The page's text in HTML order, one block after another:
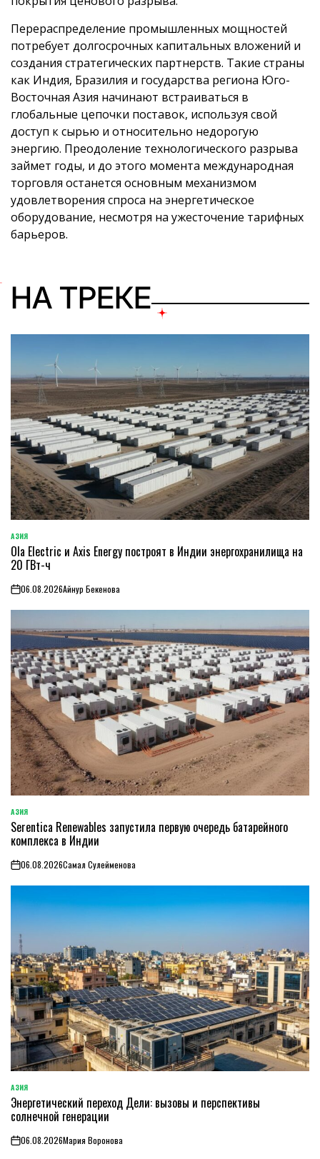
Перераспределение промышленных мощностей
потребует долгосрочных капитальных вложений и
создания стратегических партнерств. Такие страны
как Индия, Бразилия и государства региона Юго-
Восточная Азия начинают встраиваться в
глобальные цепочки поставок, используя свой
доступ к сырью и относительно недорогую
энергию. Преодоление технологического разрыва
займет годы, и до этого момента международная
торговля останется основным механизмом
удовлетворения спроса на энергетическое
оборудование, несмотря на ужесточение тарифных
барьеров.
НА ТРЕКЕ
ОПУБЛИКОВАНО
В
АЗИЯ
Ola Electric и Axis Energy построят в Индии энергохранилища на
20 ГВт-ч
on06.08.2026Айнур Бекенова
ОПУБЛИКОВАНО
В
АЗИЯ
Serentica Renewables запустила первую очередь батарейного
комплекса в Индии
on06.08.2026Самал Сулейменова
ОПУБЛИКОВАНО
В
АЗИЯ
Энергетический переход Дели: вызовы и перспективы
солнечной генерации
on06.08.2026Мария Воронова